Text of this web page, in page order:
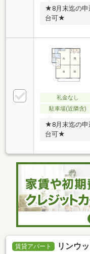
★8月末迄の申
台可★
礼金なし
駐車場(近隣含)
★8月末迄の申
台可★
賃貸アパート リンウッ